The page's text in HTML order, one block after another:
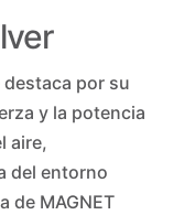
destaca por su
y la potencia
aire,
del entorno
de MAGNET